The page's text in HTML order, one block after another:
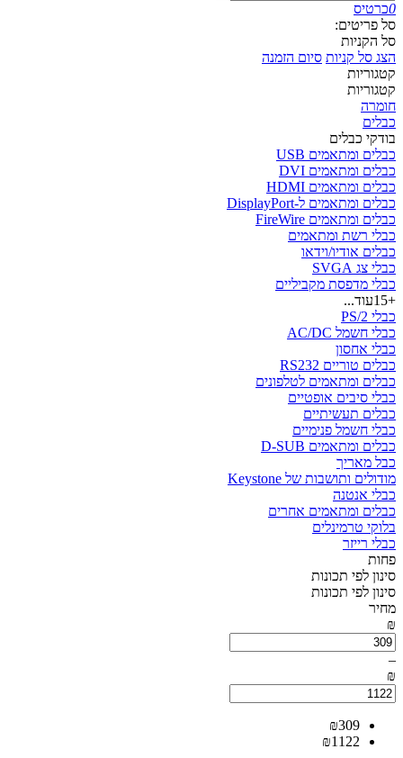
0כרטיס
סל פריטים:
סל הקניות
הצג סל קניות סיום הזמנה
קטגוריות
קטגוריות
חומרה
כבלים
בודקי כבלים
כבלים ומתאמים USB
כבלים ומתאמים DVI
כבלים ומתאמים HDMI
כבלים ומתאמים ל-DisplayPort
כבלים ומתאמים FireWire
כבלי רשת ומתאמים
כבלים אודיו/וידאו
כבלי צג SVGA
כבלי מדפסת מקביליים
+15
עוד...
כבלי PS/2
כבלי חשמל AC/DC
כבלי אחסון
כבלים טוריים RS232
כבלים ומתאמים לטלפונים
כבלי סיבים אופטיים
כבלים תעשיתיים
כבלי חשמל פנימיים
כבלים ומתאמים D-SUB
כבל מאריך
מודולים ותושבות של Keystone
כבלי אנטנה
כבלים ומתאמים אחרים
בלוקי טרמינלים
כבלי רייזר
פחות
סינון לפי תכונות
סינון לפי תכונות
מחיר
₪
–
₪
₪309
₪1122